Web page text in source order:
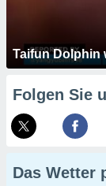
Taifun Dolphin
Folgen Sie
Das Wetter